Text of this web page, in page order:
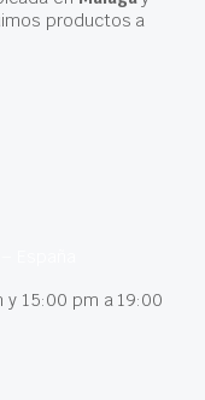
productos a
y 15:00 pm a 19:00